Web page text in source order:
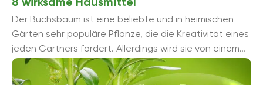
Der Buchsbaum ist eine beliebte und in heimischen
Gärten sehr populäre Pflanze, die die Kreativität eines
jeden Gärtners fordert. Allerdings wird sie von einem
sehr gefräß...